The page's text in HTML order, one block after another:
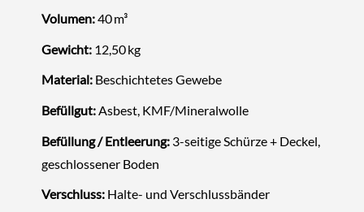
Volumen:40 m³
Gewicht:12,50 kg
Material:Beschichtetes Gewebe
Befüllgut:Asbest, KMF/Mineralwolle
Befüllung / Entleerung:3-seitige Schürze + Deckel,
geschlossener Boden
Verschluss:Halte- und Verschlussbänder